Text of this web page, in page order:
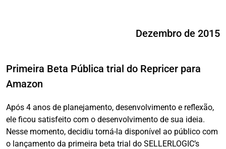
Dezembro de 2015
Primeira Beta Pública trial do Repricer para
Amazon
Após 4 anos de planejamento, desenvolvimento e reflexão,
ele ficou satisfeito com o desenvolvimento de sua ideia.
Nesse momento, decidiu torná-la disponível ao público com
o lançamento da primeira beta trial do SELLERLOGIC’s